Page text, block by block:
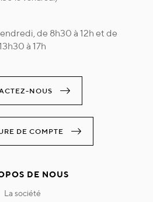
de 8h30 à 12h et de
à 17h
NOUS
DE COMPTE
DE NOUS
la société